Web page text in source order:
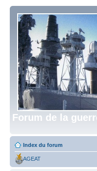
Forum de la
Index du forum
AGEAT